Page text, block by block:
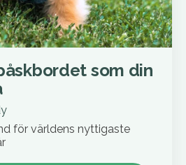
som din
för världens nyttigaste